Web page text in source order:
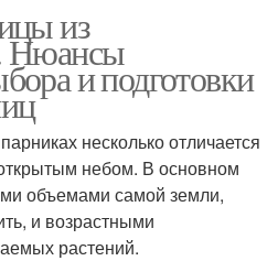
Муки в теплице
из
Нюансы
и подготовки
несколько отличается
небом. В основном
объемами самой земли,
и возрастными
растений.